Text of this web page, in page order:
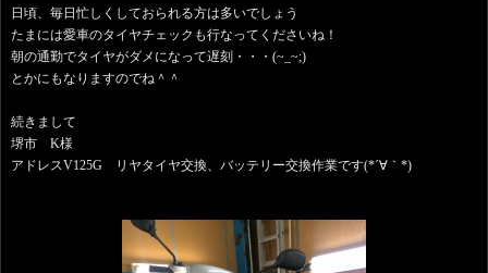
日頃、毎日忙しくしておられる方は多いでしょう
たまには愛車のタイヤチェックも行なってくださいね！
朝の通勤でタイヤがダメになって遅刻・・・(~_~;)
とかにもなりますのでね＾＾
続きまして
堺市 K様
アドレスV125G リヤタイヤ交換、バッテリー交換作業です(*´∀｀*)